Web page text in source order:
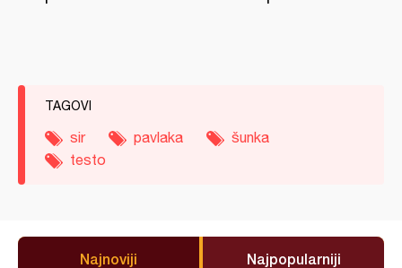
TAGOVI
sir pavlaka
šunka
testo
Najnoviji Najpopularniji